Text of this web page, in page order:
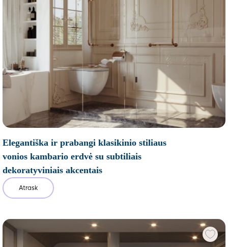
Elegantiška ir prabangi klasikinio stiliaus
vonios kambario erdvė su subtiliais
dekoratyviniais akcentais
Atrask